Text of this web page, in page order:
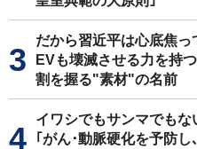
だから習近平は心底焦
EVも壊滅させる力を持
割を握る"素材"の名前
イワシでもサンマでもな
｢がん･動脈硬化を予防